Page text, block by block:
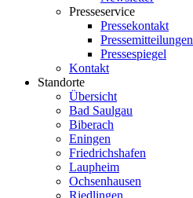
Presseservice
Pressekontakt
Pressemitteilungen
Pressespiegel
Kontakt
Standorte
Übersicht
Bad Saulgau
Biberach
Eningen
Friedrichshafen
Laupheim
Ochsenhausen
Riedlingen